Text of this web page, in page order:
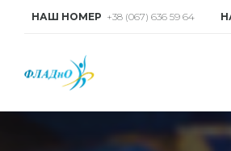
НАШ НОМЕР +38 (067) 636 59 64